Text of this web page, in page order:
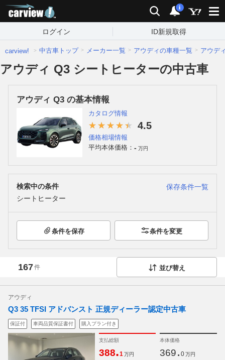
検索 通知
i
ログイン ID新規取得
carview! 中古車トップ メーカー一覧 アウディの車種一覧 アウデ
アウディ Q3 シートヒーターの中古車
アウディ Q3 の基本情報
カタログ情報
4.5
価格相場情報
平均本体価格： - 万円
検索中の条件
保存条件一覧
シートヒーター
条件を保存 条件を変更
167件 並び替え
アウディ
Q3 35 TFSI アドバンスト 正規ディーラー認定中古車
保証付 車両品質保証書付 購入プラン付き
支払総額
388.1 万円
本体価格
369. 0 万円